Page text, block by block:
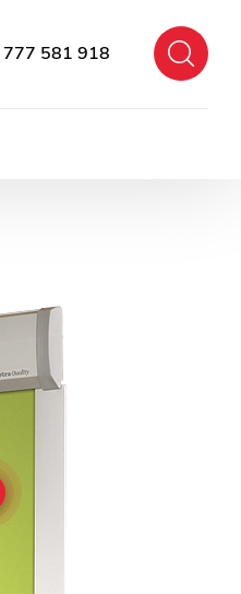
581 918